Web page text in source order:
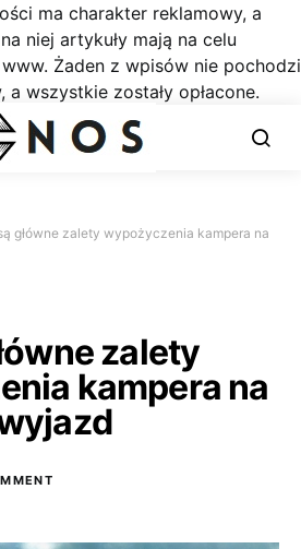
ma charakter reklamowy, a
niej artykuły mają na celu
Żaden z wpisów nie pochodzi
wszystkie zostały opłacone.
główne zalety wypożyczenia kampera na
zalety
kampera na